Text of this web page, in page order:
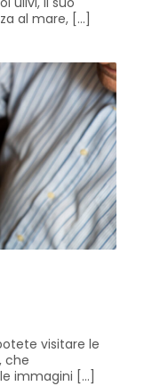
al mare, […]
visitare le
che
immagini […]